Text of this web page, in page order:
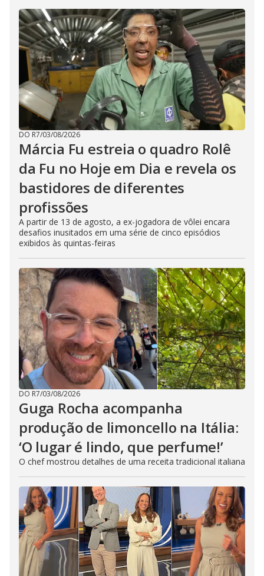
DO R7/03/08/2026
Márcia Fu estreia o quadro Rolê
da Fu no Hoje em Dia e revela os
bastidores de diferentes
profissões
A partir de 13 de agosto, a ex-jogadora de vôlei encara
desafios inusitados em uma série de cinco episódios
exibidos às quintas-feiras
DO R7/03/08/2026
Guga Rocha acompanha
produção de limoncello na Itália:
‘O lugar é lindo, que perfume!’
O chef mostrou detalhes de uma receita tradicional italiana